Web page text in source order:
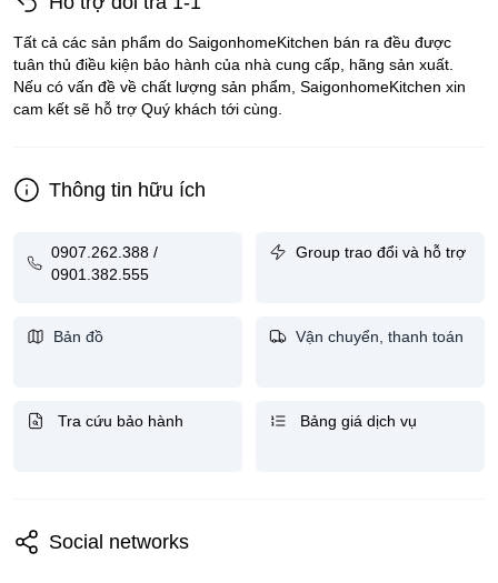
Tất cả các sản phẩm do SaigonhomeKitchen bán ra đều được
tuân thủ điều kiện bảo hành của nhà cung cấp, hãng sản xuất.
Nếu có vấn đề về chất lượng sản phẩm, SaigonhomeKitchen xin
cam kết sẽ hỗ trợ Quý khách tới cùng.
Thông tin hữu ích
0907.262.388 /
0901.382.555
Group trao đổi và hỗ trợ
Bản đồ Vận chuyển, thanh toán
Tra cứu bảo hành Bảng giá dịch vụ
Social networks